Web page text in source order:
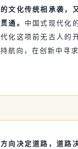
的文化传统相承袭，
贯通。 中国式现代化
代化这项前无古人的
持航向，在创新中寻
方向决定道路，道路